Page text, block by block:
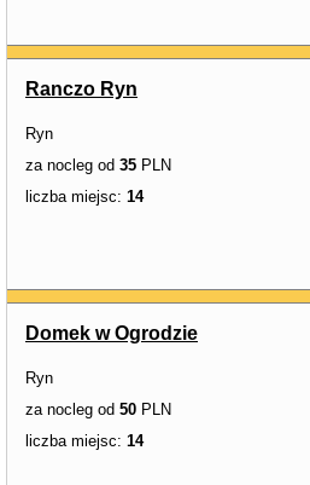
Ranczo Ryn
Ryn
za nocleg od 35 PLN
liczba miejsc: 14
Domek w Ogrodzie
Ryn
za nocleg od 50 PLN
liczba miejsc: 14